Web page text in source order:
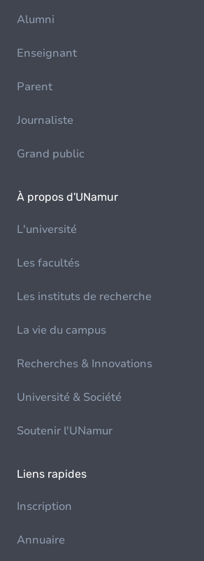
Alumni
Enseignant
Parent
Journaliste
Grand public
À propos d'UNamur
L'université
Les facultés
Les instituts de recherche
La vie du campus
Recherches & Innovations
Université & Société
Soutenir l'UNamur
Liens rapides
Inscription
Annuaire